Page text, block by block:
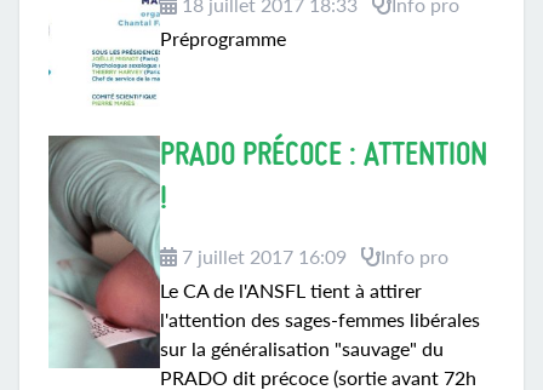
Préprogramme
PRADO PRÉCOCE : ATTENTION
!
7 juillet 2017 16:09
Info pro
Le CA de l'ANSFL tient à attirer
l'attention des sages-femmes libérales
sur la généralisation "sauvage" du
PRADO dit précoce (sortie avant 72h